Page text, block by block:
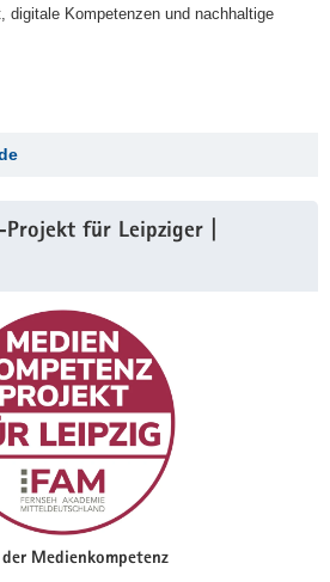
digitale Kompetenzen und nachhaltige
für Leipziger |
Medienkompetenz